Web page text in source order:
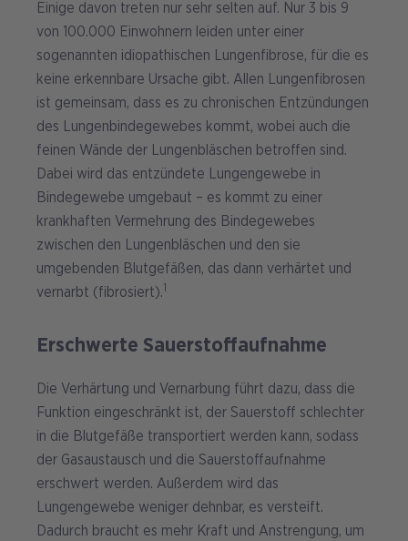
Einige davon treten nur sehr selten auf. Nur 3 bis 9
von 100.000 Einwohnern leiden unter einer
sogenannten idiopathischen Lungenfibrose, für die es
keine erkennbare Ursache gibt. Allen Lungenfibrosen
ist gemeinsam, dass es zu chronischen Entzündungen
des Lungenbindegewebes kommt, wobei auch die
feinen Wände der Lungenbläschen betroffen sind.
Dabei wird das entzündete Lungengewebe in
Bindegewebe umgebaut – es kommt zu einer
krankhaften Vermehrung des Bindegewebes
zwischen den Lungenbläschen und den sie
umgebenden Blutgefäßen, das dann verhärtet und
vernarbt (fibrosiert).1
Erschwerte Sauerstoffaufnahme
Die Verhärtung und Vernarbung führt dazu, dass die
Funktion eingeschränkt ist, der Sauerstoff schlechter
in die Blutgefäße transportiert werden kann, sodass
der Gasaustausch und die Sauerstoffaufnahme
erschwert werden. Außerdem wird das
Lungengewebe weniger dehnbar, es versteift.
Dadurch braucht es mehr Kraft und Anstrengung, um